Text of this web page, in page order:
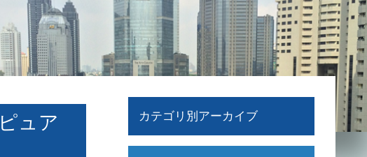
ュア
カテゴリ別アーカイブ